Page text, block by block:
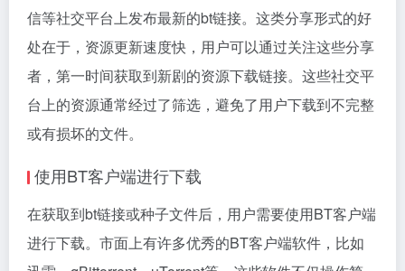
信等社交平台上发布最新的bt链接。这类分享形式的好
处在于，资源更新速度快，用户可以通过关注这些分享
者，第一时间获取到新剧的资源下载链接。这些社交平
台上的资源通常经过了筛选，避免了用户下载到不完整
或有损坏的文件。
使用BT客户端进行下载
在获取到bt链接或种子文件后，用户需要使用BT客户端
进行下载。市面上有许多优秀的BT客户端软件，比如